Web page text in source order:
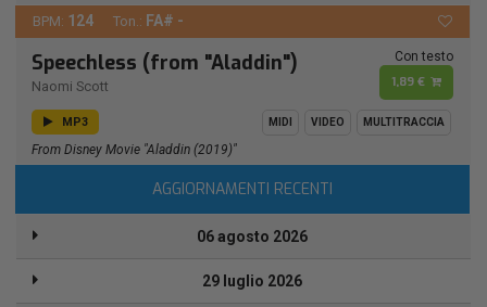
BPM: 124 Ton.: FA# -
Speechless (from "Aladdin")
Naomi Scott
Con testo
1,89 €
MP3 MIDI VIDEO MULTITRACCIA
From Disney Movie "Aladdin (2019)"
AGGIORNAMENTI RECENTI
06 agosto 2026
29 luglio 2026